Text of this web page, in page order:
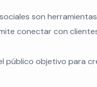
son
conectar con
público objetivo para